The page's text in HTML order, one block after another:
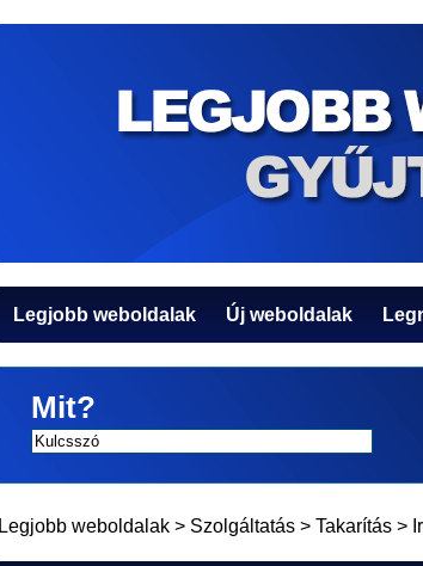
Legjobb weboldalak Új weboldalak
Mit?
Legjobb weboldalak > Szolgáltatás > Takarítás >